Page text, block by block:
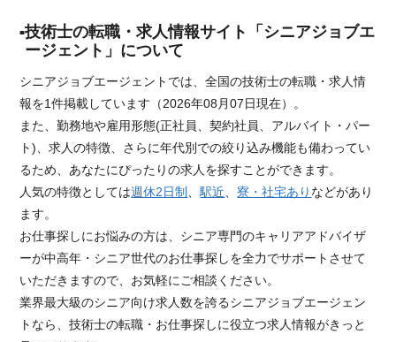
技術士の転職・求人情報サイト「シニアジョブエ
ージェント」について
シニアジョブエージェントでは、全国の技術士の転職・求人情
報を1件掲載しています（2026年08月07日現在）。
また、勤務地や雇用形態(正社員、契約社員、アルバイト・パー
ト)、求人の特徴、さらに年代別での絞り込み機能も備わってい
るため、あなたにぴったりの求人を探すことができます。
人気の特徴としては週休2日制 、駅近、寮・社宅あり などがあり
ます。
お仕事探しにお悩みの方は、シニア専門のキャリアアドバイザ
ーが中高年・シニア世代のお仕事探しを全力でサポートさせて
いただきますので、お気軽にご相談ください。
業界最大級のシニア向け求人数を誇るシニアジョブエージェン
トなら、技術士の転職・お仕事探しに役立つ求人情報がきっと